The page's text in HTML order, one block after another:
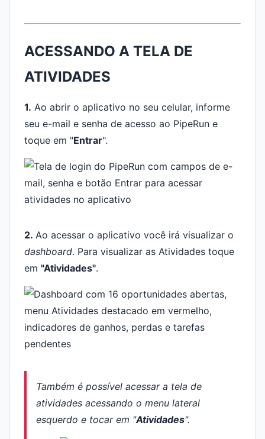
ACESSANDO A TELA DE
ATIVIDADES
1. Ao abrir o aplicativo no seu celular, informe
seu e-mail e senha de acesso ao PipeRun e
toque em "Entrar".
2. Ao acessar o aplicativo você irá visualizar o
dashboard. Para visualizar as Atividades toque
em "Atividades".
Também é possível acessar a tela de
atividades acessando o menu lateral
esquerdo e tocar em "Atividades".